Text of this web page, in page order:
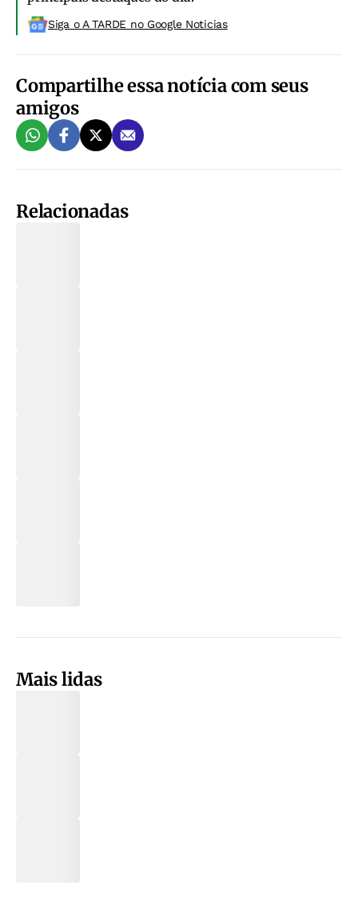
Siga o A TARDE no Google Noticias
Compartilhe essa notícia com seus
amigos
Relacionadas
Mais lidas